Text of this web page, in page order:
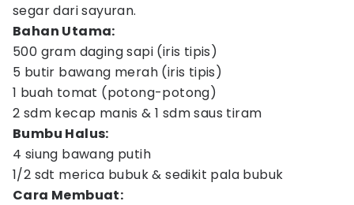
segar dari sayuran.
Bahan Utama:
500 gram daging sapi (iris tipis)
5 butir bawang merah (iris tipis)
1 buah tomat (potong-potong)
2 sdm kecap manis & 1 sdm saus tiram
Bumbu Halus:
4 siung bawang putih
1/2 sdt merica bubuk & sedikit pala bubuk
Cara Membuat: